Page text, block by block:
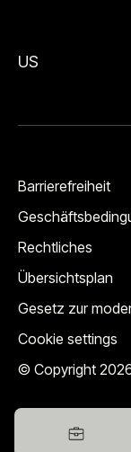
US
© Copyright
Barrierefreiheit
Rechtliches
Übersichtsplan
Gesetz zur
Cookie settings